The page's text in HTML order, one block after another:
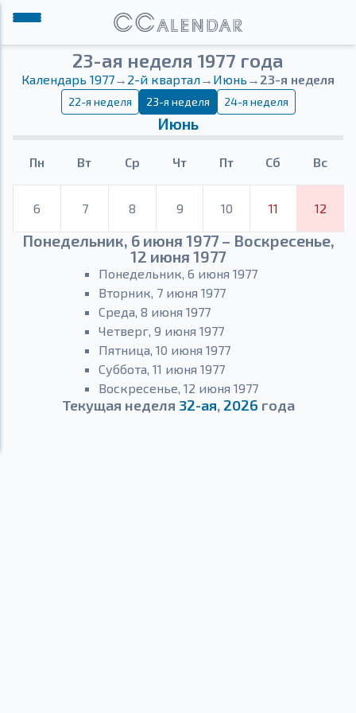
23-ая неделя 1977 года
Календарь 1977→ 2-й квартал→ Июнь → 23-я неделя
22-я неделя 23-я неделя 24-я неделя
Июнь
Пн Вт Ср Чт Пт Сб Вс
6 7 8 9 10 11 12
Понедельник, 6 июня 1977 – Воскресенье,
12 июня 1977
Понедельник, 6 июня 1977
Вторник, 7 июня 1977
Среда, 8 июня 1977
Четверг, 9 июня 1977
Пятница, 10 июня 1977
Суббота, 11 июня 1977
Воскресенье, 12 июня 1977
Текущая неделя 32-ая, 2026 года